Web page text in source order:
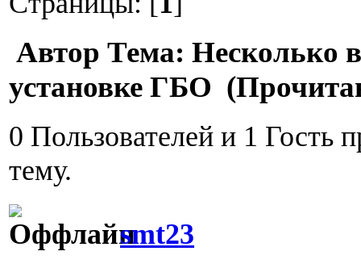
Автор Тема: Несколько
установке ГБО
0 Пользователей и 1 Гость
тему.
smt23